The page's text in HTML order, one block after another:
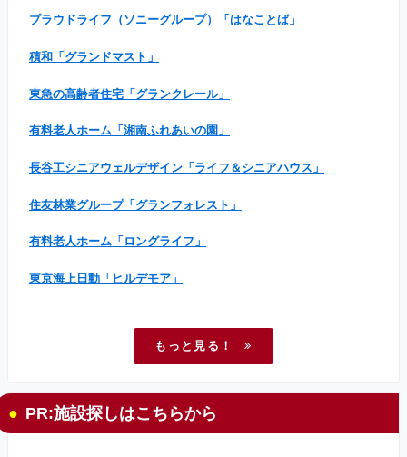
プラウドライフ（ソニーグループ）「はなことば」
積和「グランドマスト」
東急の高齢者住宅「グランクレール」
有料老人ホーム「湘南ふれあいの園」
長谷工シニアウェルデザイン「ライフ＆シニアハウス」
住友林業グループ「グランフォレスト」
有料老人ホーム「ロングライフ」
東京海上日動「ヒルデモア」
もっと見る！
PR:施設探しはこちらから